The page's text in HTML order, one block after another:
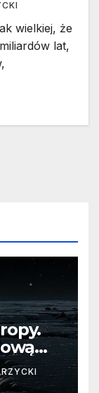
wielkiej, że
lat,